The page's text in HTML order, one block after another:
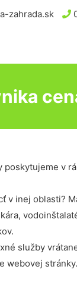
zahrada.sk
poskytujeme v
v inej oblasti?
služby
webovej stránky.